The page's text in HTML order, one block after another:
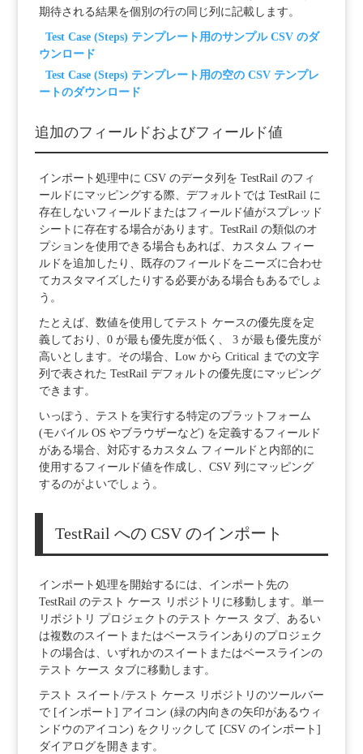
期待される結果を個別の行の同じ列に記載します。
Test Case (Steps) テンプレート用のサンプル CSV のダ
ウンロード
Test Case (Steps) テンプレート用の空の CSV テンプレ
ートのダウンロード
追加のフィールドおよびフィールド値
インポート処理中に CSV のデータ列を TestRail のフィ
ールドにマッピングする際、デフォルトでは TestRail に
存在しないフィールドまたはフィールド値がスプレッド
シートに存在する場合があります。TestRail の類似のオ
プションを使用できる場合もあれば、カスタム フィー
ルドを追加したり、既存のフィールドをニーズに合わせ
てカスタマイズしたりする必要がある場合もあるでしょ
う。
たとえば、数値を使用してテスト ケースの優先度を定
義しており、0 が最も優先度が低く、 3 が最も優先度が
高いとします。その場合、Low から Critical までの文字
列で表された TestRail デフォルトの優先度にマッピング
できます。
いっぽう、テストを実行する特定のプラットフォーム
(モバイル OS やブラウザーなど) を定義するフィールド
がある場合、対応するカスタム フィールドと内部的に
使用するフィールド値を作成し、CSV 列にマッピング
するのがよいでしょう。
TestRail への CSV のインポート
インポート処理を開始するには、インポート先の
TestRail のテスト ケース リポジトリに移動します。単一
リポジトリ プロジェクトのテスト ケース タブ、あるい
は複数のスイートまたはベースラインありのプロジェク
トの場合は、いずれかのスイートまたはベースラインの
テスト ケース タブに移動します。
テスト スイート/テスト ケース リポジトリのツールバー
で [インポート] アイコン (緑の内向きの矢印があるウィ
ンドウのアイコン) をクリックして [CSV のインポート]
ダイアログを開きます。